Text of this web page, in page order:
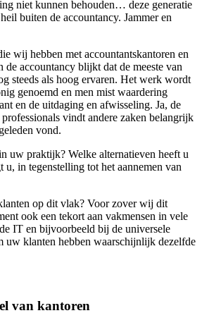
niet kunnen behouden… deze generatie
buiten de accountancy. Jammer en
wij hebben met accountantskantoren en
de accountancy blijkt dat de meeste van
steeds als hoog ervaren. Het werk wordt
genoemd en men mist waardering
en de uitdaging en afwisseling. Ja, de
vindt andere zaken belangrijk
vond.
uw praktijk? Welke alternatieven heeft u
in tegenstelling tot het aannemen van
op dit vlak? Voor zover wij dit
ook een tekort aan vakmensen in vele
IT en bijvoorbeeld bij de universele
uw klanten hebben waarschijnlijk dezelfde
van kantoren